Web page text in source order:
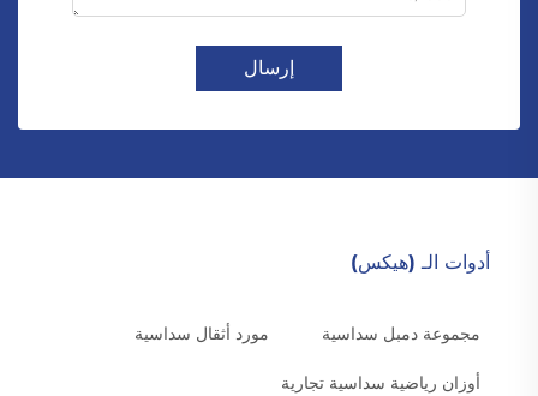
إرسال
أدوات الـ (هيكس)
مجموعة دمبل سداسية مورد أثقال سداسية
أوزان رياضية سداسية تجارية